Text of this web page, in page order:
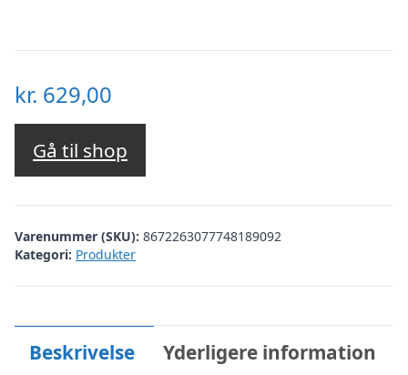
kr. 629,00
Gå til shop
Varenummer (SKU): 8672263077748189092
Kategori: Produkter
Beskrivelse Yderligere information